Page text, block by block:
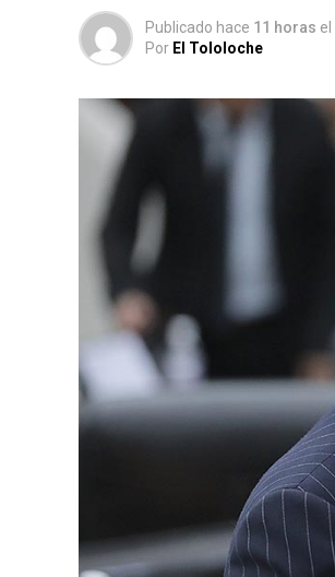
Publicado hace 11 horas el
Por El Tololoche